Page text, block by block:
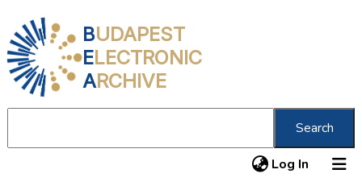
BUDAPEST
ELECTRONIC
ARCHIVE
Search
Log In (current)